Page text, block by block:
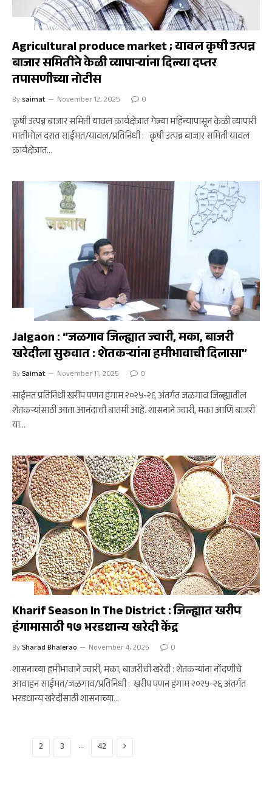
Agricultural produce market ; यावल कृषी उत्पन्न
बाजार समितीने केळी व्यापाऱ्यांना दिल्या दप्तर
तपासणीच्या नोटीस
By saimat November 12, 2025 0
कृषी उत्पन्न बाजार समिती यावल कार्यक्षेत्रात गेल्या महिन्यापासून केळी व्यापारी
मातीमोल दरात साईमत/यावल/प्रतिनिधी : कृषी उत्पन्न बाजार समिती यावल
कार्यक्षेत्रात…
Jalgaon : “जळगाव जिल्ह्यात ज्वारी, मका, बाजरी
खरेदीला सुरुवात : शेतकऱ्यांना हमीभावाची दिलासा”
By Saimat November 11, 2025 0
साईमत प्रतिनिधी खरीप पणन हंगाम २०२५-२६ अंतर्गत जळगाव जिल्ह्यातील
शेतकऱ्यांसाठी आता आनंदाची बातमी आहे. शासनाने ज्वारी, मका आणि बाजरी
या…
Kharif Season In The District : जिल्ह्यात खरीप
हंगामासाठी १७ भरडधान्य खरेदी केंद्र
By Sharad Bhalerao November 4, 2025 0
शासनाच्या हमीभावाने ज्वारी, मका, बाजरीची खरेदी : शेतकऱ्यांना नोंदणीचे
आवाहन साईमत/जळगाव/प्रतिनिधी : खरीप पणन हंगाम २०२५-२६ अंतर्गत
भरडधान्य खरेदीसाठी शासनाच्या…
2 3 … 42 Next